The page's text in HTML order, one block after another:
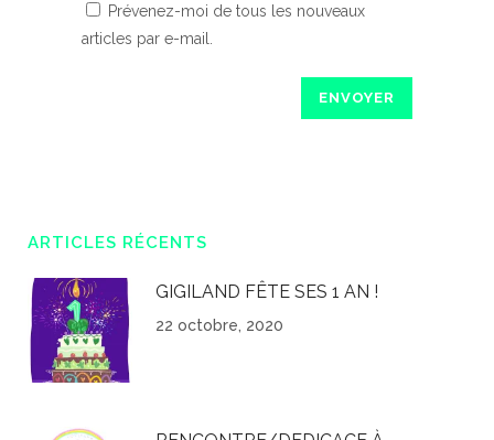
Prévenez-moi de tous les nouveaux
articles par e-mail.
ARTICLES RÉCENTS
GIGILAND FÊTE SES 1 AN !
22 octobre, 2020